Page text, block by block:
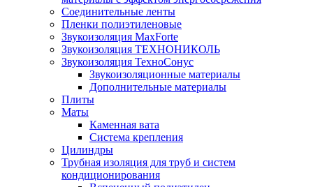
Соединительные ленты
Пленки полиэтиленовые
Звукоизоляция MaxForte
Звукоизоляция ТЕХНОНИКОЛЬ
Звукоизоляция ТехноСонус
Звукоизоляционные материалы
Дополнительные материалы
Плиты
Маты
Каменная вата
Система крепления
Цилиндры
Трубная изоляция для труб и систем
кондиционирования